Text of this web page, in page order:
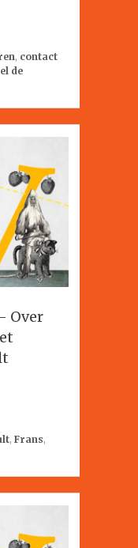
, contact
de
Over
, Frans,